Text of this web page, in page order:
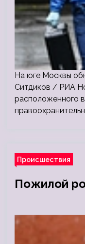
На юге Москвы
Ситдиков / РИА
расположенного
Происшествия
Пожилой